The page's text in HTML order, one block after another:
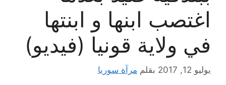
اغتصب ابنها و ابنتها
في ولاية قونيا (فيديو)
يوليو 12, 2017 بقلم مرآة سوريا